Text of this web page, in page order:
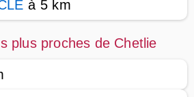
à 5 km
plus proches de Chetlie